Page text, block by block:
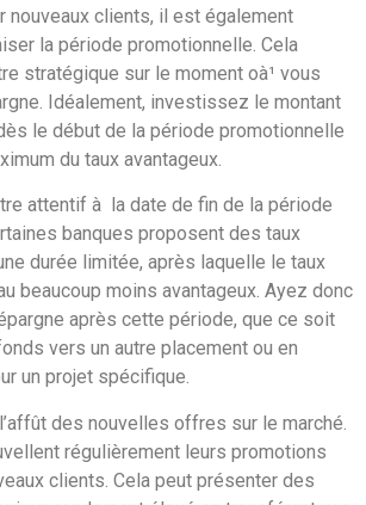
nouveaux clients, il est également
la période promotionnelle. Cela
stratégique sur le moment oà¹ vous
Idéalement, investissez le montant
le début de la période promotionnelle
du taux avantageux.
attentif à la date de fin de la période
banques proposent des taux
durée limitée, après laquelle le taux
beaucoup moins avantageux. Ayez donc
après cette période, que ce soit
vers un autre placement ou en
un projet spécifique.
des nouvelles offres sur le marché.
régulièrement leurs promotions
clients. Cela peut présenter des